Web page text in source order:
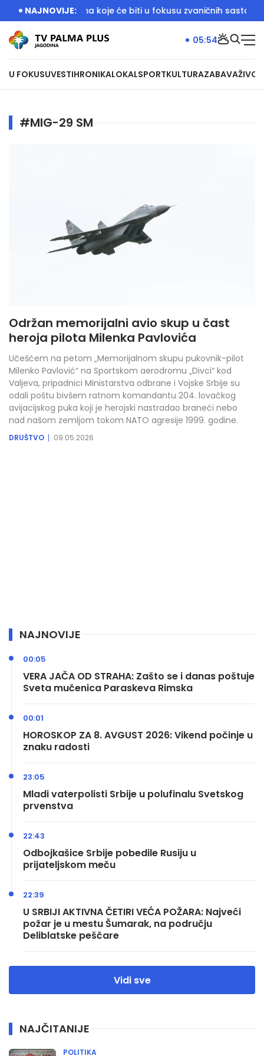
NAJNOVIJE:
o temama koje će biti u fokusu zvaničnih sastanaka
U FOKUSUVESTIHRONIKALOKALSPORTKULTURAZABAVAŽIVOT
05:54
#MIG-29 SM
Održan memorijalni avio skup u čast
heroja pilota Milenka Pavlovića
Učešćem na petom „Memorijalnom skupu pukovnik-pilot
Milenko Pavlović“ na Sportskom aerodromu „Divci“ kod
Valjeva, pripadnici Ministarstva odbrane i Vojske Srbije su
odali poštu bivšem ratnom komandantu 204. lovačkog
avijacijskog puka koji je herojski nastradao braneći nebo
nad našom zemljom tokom NATO agresije 1999. godine.
DRUŠTVO 09.05.2026
NAJNOVIJE
VERA JAČA OD STRAHA: Zašto se i danas poštuje
Sveta mučenica Paraskeva Rimska
00:05
HOROSKOP ZA 8. AVGUST 2026: Vikend počinje u
znaku radosti
00:01
Mladi vaterpolisti Srbije u polufinalu Svetskog
prvenstva
23:05
Odbojkašice Srbije pobedile Rusiju u
prijateljskom meču
22:43
U SRBIJI AKTIVNA ČETIRI VEĆA POŽARA: Najveći
požar je u mestu Šumarak, na području
Deliblatske peščare
22:39
Vidi sve
NAJČITANIJE
POLITIKA